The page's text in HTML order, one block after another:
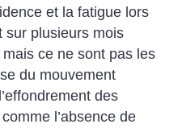
et la fatigue lors
sur plusieurs mois
mais ce ne sont pas les
du mouvement
des
l’absence de